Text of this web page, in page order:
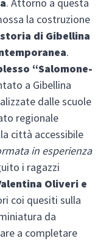
la costruzione
di Gibellina
.
“Salomone-
a Gibellina
dalle scuole
regionale
città accessibile
in esperienza
i ragazzi
Oliveri e
coi quesiti sulla
da
a completare